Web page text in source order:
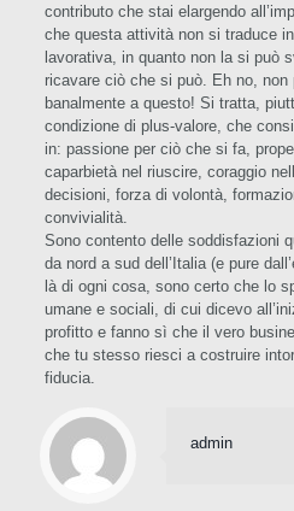
contributo che stai elargendo
che questa attività non si traduce
lavorativa, in quanto non la si può
ricavare ciò che si può. Eh no, non
banalmente a questo! Si tratta,
condizione di plus-valore, che
in: passione per ciò che si fa,
caparbietà nel riuscire, coraggio
decisioni, forza di volontà,
convivialità.
Sono contento delle soddisfazioni
da nord a sud dell’Italia (e pure
là di ogni cosa, sono certo che lo
umane e sociali, di cui dicevo
profitto e fanno sì che il vero
che tu stesso riesci a costruire
fiducia.
admin